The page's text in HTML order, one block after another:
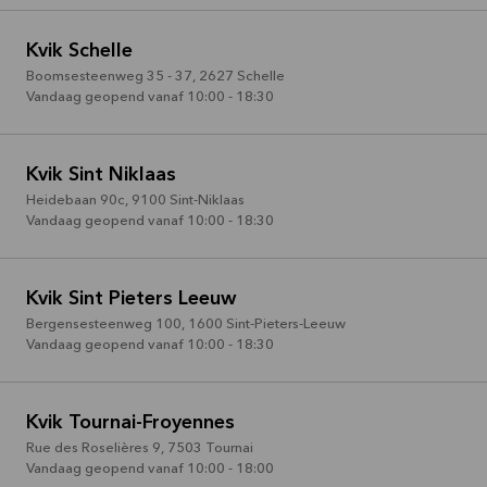
Kvik Schelle
Boomsesteenweg 35 - 37, 2627 Schelle
Vandaag geopend vanaf 10:00 - 18:30
Kvik Sint Niklaas
Heidebaan 90c, 9100 Sint-Niklaas
Vandaag geopend vanaf 10:00 - 18:30
Kvik Sint Pieters Leeuw
Bergensesteenweg 100, 1600 Sint-Pieters-Leeuw
Vandaag geopend vanaf 10:00 - 18:30
Kvik Tournai-Froyennes
Rue des Roselières 9, 7503 Tournai
Vandaag geopend vanaf 10:00 - 18:00